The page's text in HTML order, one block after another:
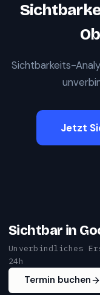
Sichtbarkeits-
Jetzt
Sichtbar in
Unverbindliches
24h
Termin buchen